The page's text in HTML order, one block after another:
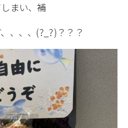
まい、補
、、、(?_?)？？？